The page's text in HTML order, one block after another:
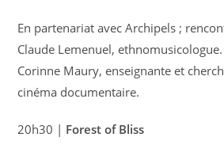
En partenariat avec Archipels ;
Claude Lemenuel,
Corinne Maury, enseignante et
cinéma documentaire.
20h30 | Forest of Bliss